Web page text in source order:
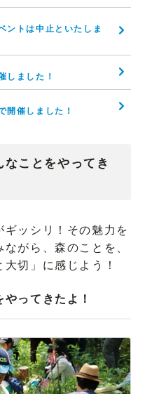
ントは中止といたしま
しました！
開催しました！
ました！
プ村でのイベントは中
開催しました！
ました！
ことをやってき
ッシリ！その魅力を
がら、森のことを、
大切」に感じよう！
ってきたよ！